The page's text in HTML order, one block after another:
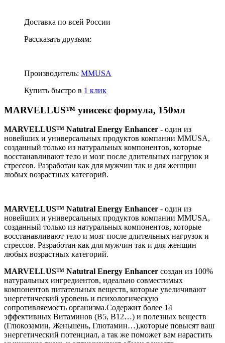
Доставка по всей России
Рассказать друзьям:
Производитель: MMUSA
Купить быстро в 1 клик
MARVELLUS™ унисекс формула, 150мл
MARVELLUS™ Natutral Energy Enhancer - один из
новейших и универсальных продуктов компании MMUSA,
созданный только из натуральных компонентов, которые
восстанавливают тело и мозг после длительных нагрузок и
стрессов. Разработан как для мужчин так и для женщин
любых возрастных категорий.
MARVELLUS™ Natutral Energy Enhancer - один из
новейших и универсальных продуктов компании MMUSA,
созданный только из натуральных компонентов, которые
восстанавливают тело и мозг после длительных нагрузок и
стрессов. Разработан как для мужчин так и для женщин
любых возрастных категорий.
MARVELLUS™ Natutral Energy Enhancer создан из 100%
натуральных ингредиентов, идеально совместимых
компонентов питательных веществ, которые увеличивают
энергетический уровень и психологическую
сопротивляемость организма.Содержит более 14
эффективных Витаминов (В5, В12…) и полезных веществ
(Глюкозамин, Женьшень, Глютамин…),которые повысят ваш
энергетический потенциал, а так же поможет вам нарастить